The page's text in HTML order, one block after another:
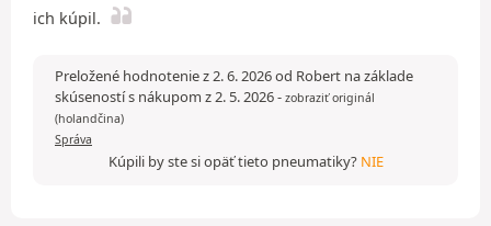
ich kúpil.
Preložené hodnotenie z 2. 6. 2026 od Robert na základe
skúseností s nákupom z 2. 5. 2026- zobraziť originál
(holandčina)
Správa
Kúpili by ste si opäť tieto pneumatiky? NIE